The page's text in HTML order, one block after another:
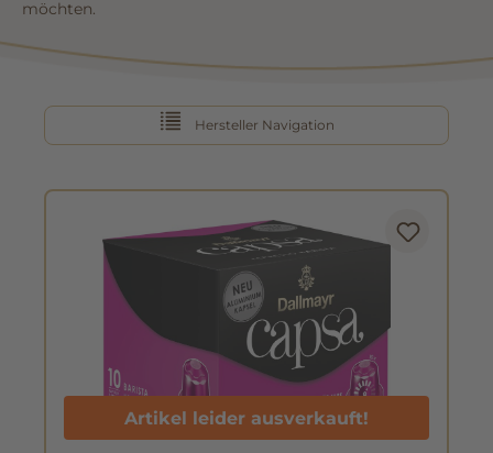
möchten.
Hersteller Navigation
Artikel leider ausverkauft!